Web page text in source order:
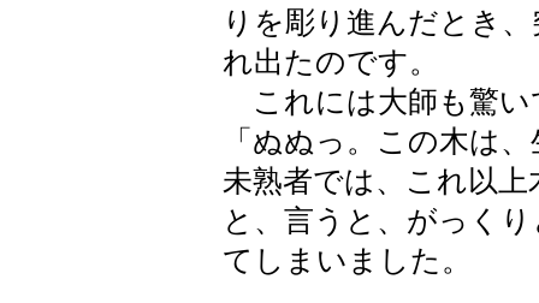
りを彫り進んだとき
れ出たのです。
これには大師も驚い
「ぬぬっ。この木は
未熟者では、これ以
と、言うと、がっく
てしまいました。